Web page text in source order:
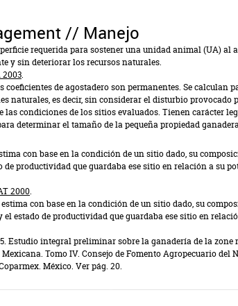
// Manejo
requerida para sostener una unidad animal (UA) al
y sin deteriorar los recursos naturales.
2003.
coeficientes de agostadero son permanentes. Se calculan
naturales, es decir, sin considerar el disturbio provocado
las condiciones de los sitios evaluados. Tienen carácter
determinar el tamaño de la pequeña propiedad
con base en la condición de un sitio dado, su
de productividad que guardaba ese sitio en relación a su
2000.
estima con base en la condición de un sitio dado, su
el estado de productividad que guardaba ese sitio en
Estudio integral preliminar sobre la ganadería de la zone
Tomo IV. Consejo de Fomento Agropecuario del
México. Ver pág. 20.
TERMS // TÉRMINOS AFINES